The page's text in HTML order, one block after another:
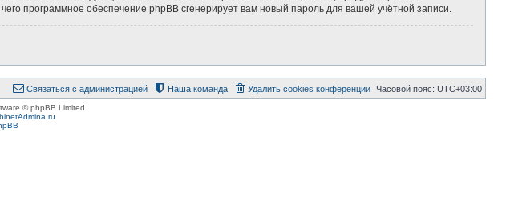
программное обеспечение phpBB сгенерирует вам новый пароль для вашей учётной записи.
Часовой пояс: UTC+03:00
Удалить cookies конференции
Наша команда
Связаться с администрацией
© phpBB Limited